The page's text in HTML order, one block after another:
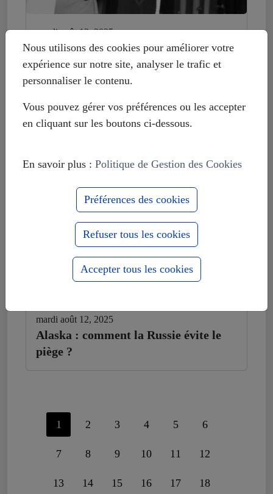
mardi août 12, 2025
Histoire déformée : les Européistes
veulent fonder leur unité sur la
russophobie
mardi août 12, 2025
Alaska : comment la Russie évite le
piège ?
1 2 3 4 5 6
7 8 9 10 11 12
13 14 15 16 17 18
Nous utilisons des cookies pour améliorer votre
expérience sur notre site, analyser le trafic et
personnaliser le contenu.
Vous pouvez gérer vos préférences ou les accepter
en cliquant sur les boutons ci-dessous.
En savoir plus : Politique de Gestion des Cookies
Préférences des cookies
Refuser tous les cookies
Accepter tous les cookies